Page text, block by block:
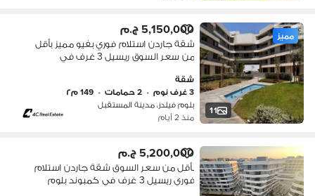
11
مميز 5,150,000 ج.م
شقة جاردن استلام فوري بفيو مميز بأقل
من سعر السوق ريسيل 3 غرف في
المستقبل سيتي بجوار مدينتي وسراي
شقة
3 غرف نوم
• 2 حمامات • 149 م٢
بلوم فيلدز، مدينة المستقبل
منذ 2 أيام
5,200,000 ج.م
بأقل من سعر السوق شقة جاردن استلام
فوري ريسيل 3 غرف في كمبوند بلوم